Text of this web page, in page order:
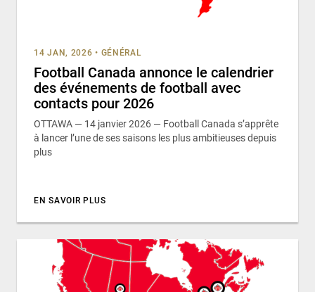
14 JAN, 2026 • GÉNÉRAL
Football Canada annonce le calendrier
des événements de football avec
contacts pour 2026
OTTAWA — 14 janvier 2026 — Football Canada s’apprête
à lancer l’une de ses saisons les plus ambitieuses depuis
plus
EN SAVOIR PLUS